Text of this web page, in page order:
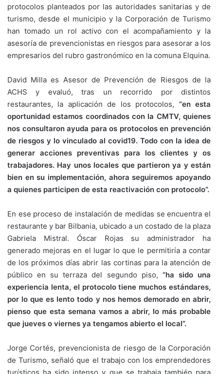
protocolos planteados por las autoridades sanitarias y de
turismo, desde el municipio y la Corporación de Turismo
han tomado un rol activo con el acompañamiento y la
asesoría de prevencionistas en riesgos para asesorar a los
empresarios del rubro gastronómico en la comuna Elquina.
David Milla es Asesor de Prevención de Riesgos de la
ACHS y evaluó, tras un recorrido por distintos
restaurantes, la aplicación de los protocolos, “en esta
oportunidad estamos coordinados con la CMTV, quienes
nos consultaron ayuda para os protocolos en prevención
de riesgos y lo vinculado al covid19. Todo con la idea de
generar acciones preventivas para los clientes y os
trabajadores. Hay unos locales que partieron ya y están
bien en su implementación, ahora seguiremos apoyando
a quienes participen de esta reactivación con protocolo”.
En ese proceso de instalación de medidas se encuentra el
restaurante y bar Bilbania, ubicado a un costado de la plaza
Gabriela Mistral. Óscar Rojas su administrador ha
generado mejoras en el lugar lo que le permitiría a contar
de los próximos días abrir las cortinas para la atención de
público en su terraza del segundo piso, “ha sido una
experiencia lenta, el protocolo tiene muchos estándares,
por lo que es lento todo y nos hemos demorado en abrir,
pienso que esta semana vamos a abrir, lo más probable
que jueves o viernes ya tengamos abierto el local”.
Jorge Cortés, prevencionista de riesgo de la Corporación
de Turismo, señaló que el trabajo con los emprendedores